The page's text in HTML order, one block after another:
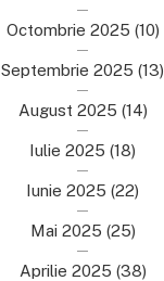
Octombrie 2025 (10)
Septembrie 2025 (13)
August 2025 (14)
Iulie 2025 (18)
Iunie 2025 (22)
Mai 2025 (25)
Aprilie 2025 (38)